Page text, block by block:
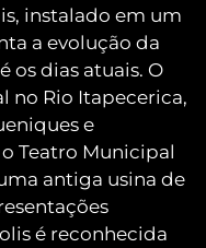
instalado em um
a evolução da
os dias atuais. O
no Rio Itapecerica,
e
o Teatro Municipal
antiga usina de
é reconhecida